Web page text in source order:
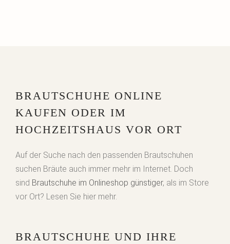
BRAUTSCHUHE ONLINE
KAUFEN ODER IM
HOCHZEITSHAUS VOR ORT
Auf der Suche nach den passenden Brautschuhen
suchen Bräute auch immer mehr im Internet. Doch
sind Brautschuhe im Onlineshop günstiger, als im Store
vor Ort? Lesen Sie hier mehr.
BRAUTSCHUHE UND IHRE